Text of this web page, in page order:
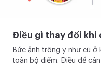
Điều gì thay đổi khi
Bức ảnh trông y như cũ ở
toàn bộ điểm. Điều để